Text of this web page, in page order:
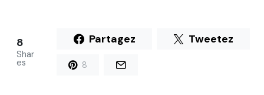
8
Shar
es
Partagez Tweetez
8